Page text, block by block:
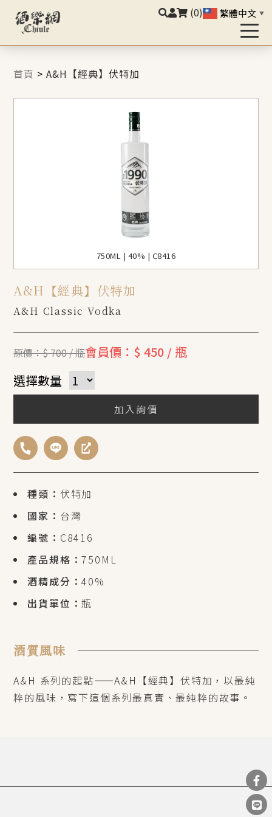
(0) 繁體中文 ▼
首頁 >A&H【經典】伏特加
750ML | 40% | C8416
A&H【經典】伏特加
A&H Classic Vodka
種類： 伏特加
國家： 台灣
編號： C8416
產品規格：750ML
酒精成分：40%
出貨單位：瓶
原價：$ 700 / 瓶會員價：$ 450 / 瓶
選擇數量
加入詢價
酒質風味
A&H 系列的起點——A&H【經典】伏特加，以最純
粹的風味，寫下這個系列最真實、最純粹的故事。